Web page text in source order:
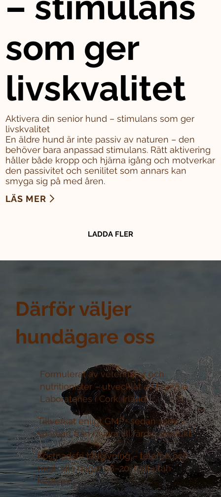
Därför väljer
hundägare oss
Formulerat av veterinärer och
nutritionister –utvecklat av Mervue
Laboratories i Cork, Irland
Tillverkat enligt GMP+ sedan 1986 –
spårbart från råvara till färdig produkt
Kostnadsfri rådgivning –telefon och
mejl, alla dagar 08–20, helt utan
köpkrav
som ger
livskvalitet
Aktivera din senior hund – stimulans som ger
livskvalitet
En äldre hund är inte passiv av naturen – den
behöver bara anpassad stimulans. Rätt aktivering
håller både kropp och hjärna igång och motverkar
den passivitet och senilitet som annars kan
smyga sig på med åren.
LÄS MER
LADDA FLER